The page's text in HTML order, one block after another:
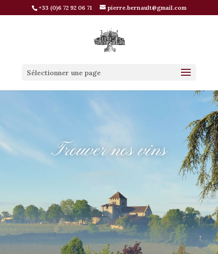
+33 (0)6 72 92 06 71 pierre.bernault@gmail.com
Sélectionner une page
Trouver nos vins